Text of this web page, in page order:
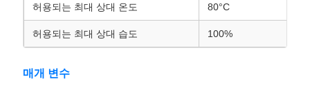
허용되는 최대 상대 온도 80°C
허용되는 최대 상대 습도 100%
매개 변수